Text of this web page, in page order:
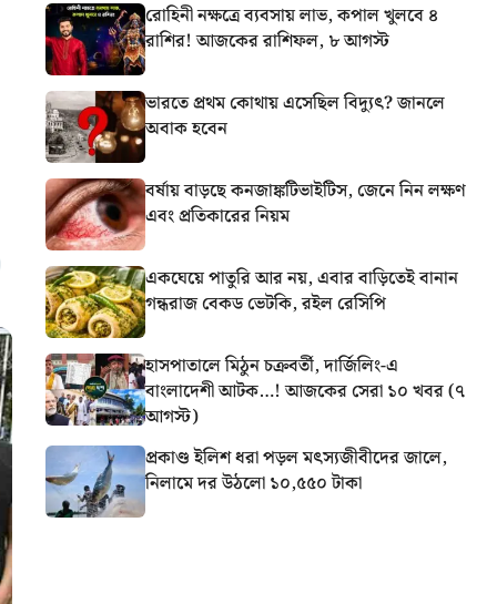
রোহিনী নক্ষত্রে ব্যবসায় লাভ, কপাল খুলবে ৪
রাশির! আজকের রাশিফল, ৮ আগস্ট
ভারতে প্রথম কোথায় এসেছিল বিদ্যুৎ? জানলে
অবাক হবেন
বর্ষায় বাড়ছে কনজাঙ্কটিভাইটিস, জেনে নিন লক্ষণ
এবং প্রতিকারের নিয়ম
একঘেয়ে পাতুরি আর নয়, এবার বাড়িতেই বানান
গন্ধরাজ বেকড ভেটকি, রইল রেসিপি
হাসপাতালে মিঠুন চক্রবর্তী, দার্জিলিং-এ
বাংলাদেশী আটক…! আজকের সেরা ১০ খবর (৭
আগস্ট)
প্রকাণ্ড ইলিশ ধরা পড়ল মৎস্যজীবীদের জালে,
নিলামে দর উঠলো ১০,৫৫০ টাকা